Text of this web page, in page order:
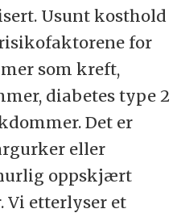
Usunt kosthold
for
som kreft,
diabetes type 2
Det er
eller
oppskjært
Vi etterlyser et